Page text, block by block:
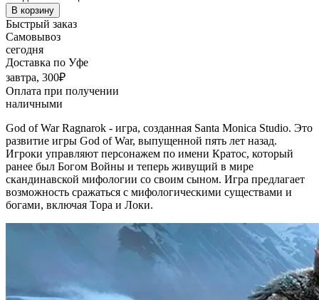
В корзину
Быстрый заказ
Самовывоз
сегодня
Доставка по Уфе
завтра, 300₽
Оплата при получении
наличными
God of War Ragnarok - игра, созданная Santa Monica Studio. Это
развитие игры God of War, выпущенной пять лет назад.
Игроки управляют персонажем по имени Кратос, который
ранее был Богом Войны и теперь живущий в мире
скандинавской мифологии со своим сыном. Игра предлагает
возможность сражаться с мифологическими существами и
богами, включая Тора и Локи.